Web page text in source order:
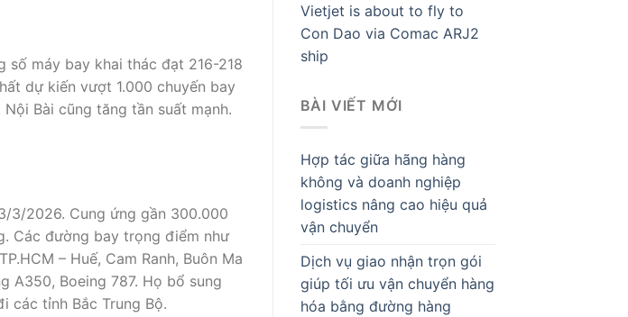
số máy bay khai thác đạt 216-218
dự kiến vượt 1.000 chuyến bay
Bài cũng tăng tần suất mạnh.
3/2026. Cung ứng gần 300.000
Các đường bay trọng điểm như
– Huế, Cam Ranh, Buôn Ma
A350, Boeing 787. Họ bổ sung
các tỉnh Bắc Trung Bộ.
Vietjet is about to fly to
Con Dao via Comac ARJ2
ship
BÀI VIẾT MỚI
Hợp tác giữa hãng hàng
không và doanh nghiệp
logistics nâng cao hiệu quả
vận chuyển
Dịch vụ giao nhận trọn gói
giúp tối ưu vận chuyển hàng
hóa bằng đường hàng